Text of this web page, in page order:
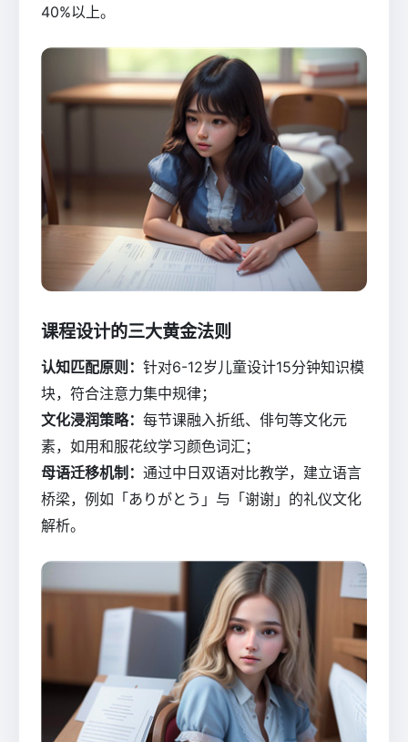
40%以上。
课程设计的三大黄金法则
认知匹配原则： 针对6-12岁儿童设计15分钟知识模
块，符合注意力集中规律；
文化浸润策略： 每节课融入折纸、俳句等文化元
素，如用和服花纹学习颜色词汇；
母语迁移机制： 通过中日双语对比教学，建立语言
桥梁，例如「ありがとう」与「谢谢」的礼仪文化
解析。